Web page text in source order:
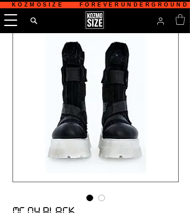
KOZMOSIZE    FOREVERUNDERGROUND